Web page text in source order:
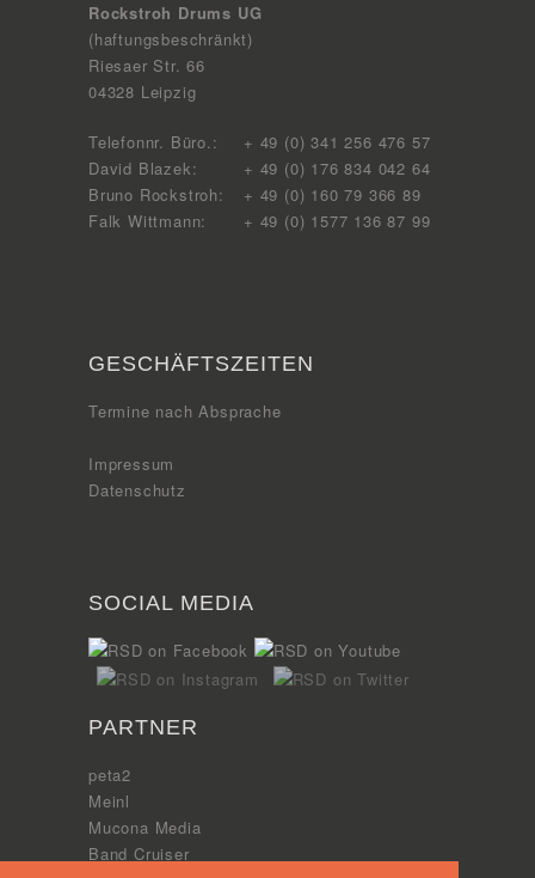
Rockstroh Drums UG
(haftungsbeschränkt)
Riesaer Str. 66
04328 Leipzig
Telefonnr. Büro.:
David Blazek:
Bruno Rockstroh:
Falk Wittmann:
+ 49 (0) 341 256 476 57
+ 49 (0) 176 834 042 64
+ 49 (0) 160 79 366 89
+ 49 (0) 1577 136 87 99
GESCHÄFTSZEITEN
Termine nach Absprache
Impressum
Datenschutz
SOCIAL MEDIA
PARTNER
peta2
Meinl
Mucona Media
Band Cruiser